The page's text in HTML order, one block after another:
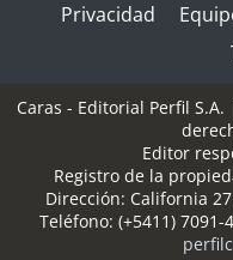
Privacidad
Caras - Editorial Perfil S.A.
Editor
Registro de la
Dirección: California
Teléfono: (+5411) 7091-